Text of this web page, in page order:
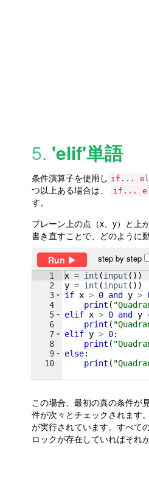
5. 'elif'単語
条件演算子を使用し if...
つ以上ある場合は、
if...
す。
プレーン上の点（x、y）と上
書き直すことで、どのように
Run
step by step
1
2
3
4
5
6
7
8
9
10
x = int (input ( ))
y = int (input ( ))
if x > 0 and y >
print (
elif x > 0 and y
print (
elif y > 0:
print (
else:
print (
この場合、最初の真の条件が
件が次々とチェックされます
が実行されています。すべて
ロックが存在していればそれ